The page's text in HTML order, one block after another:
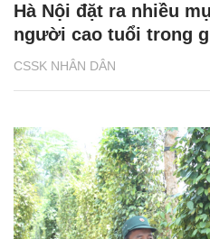
CSSK NHÂN DÂN
Hà Nội đặt ra nhiều
người cao tuổi trong